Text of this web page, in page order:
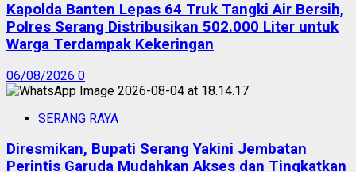
Kapolda Banten Lepas 64 Truk Tangki Air Bersih,
Polres Serang Distribusikan 502.000 Liter untuk
Warga Terdampak Kekeringan
06/08/2026 0
SERANG RAYA
Diresmikan, Bupati Serang Yakini Jembatan
Perintis Garuda Mudahkan Akses dan Tingkatkan